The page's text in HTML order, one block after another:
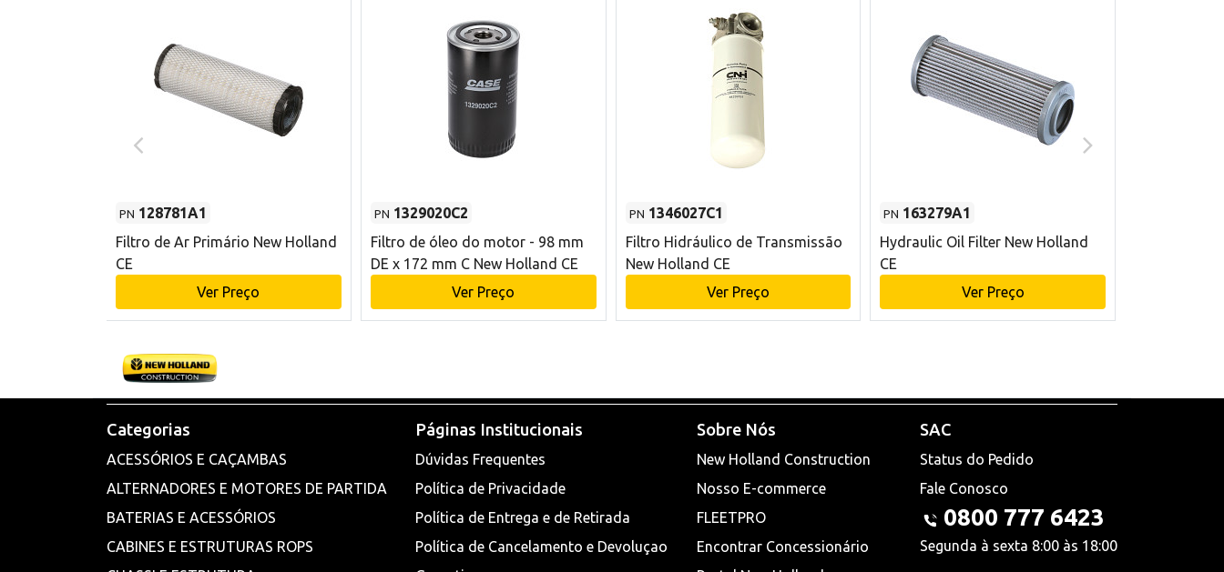
PN 128781A1
Filtro de Ar Primário New Holland
CE
Ver Preço
PN 1329020C2
Filtro de óleo do motor - 98 mm
DE x 172 mm C New Holland CE
Ver Preço
PN 1346027C1
Filtro Hidráulico de Transmissão
New Holland CE
Ver Preço
PN 163279A1
Hydraulic Oil Filter New Holland
CE
Ver Preço
Categorias
ACESSÓRIOS E CAÇAMBAS
ALTERNADORES E MOTORES DE PARTIDA
BATERIAS E ACESSÓRIOS
CABINES E ESTRUTURAS ROPS
Páginas Institucionais
Dúvidas Frequentes
Política de Privacidade
Política de Entrega e de Retirada
Política de Cancelamento e Devoluçao
Sobre Nós
New Holland Construction
Nosso E-commerce
FLEETPRO
Encontrar Concessionário
SAC
Status do Pedido
Fale Conosco
0800 777 6423
Segunda à sexta 8:00 às 18:00